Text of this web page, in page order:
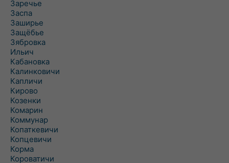
Заречье
Заспа
Заширье
Защёбье
Зябровка
Ильич
Кабановка
Калинковичи
Капличи
Кирово
Козенки
Комарин
Коммунар
Копаткевичи
Копцевичи
Корма
Короватичи